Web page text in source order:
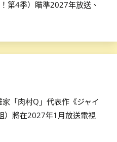
第4季）瞄準2027年放送、
「肉村Q」代表作《ジャイ
）將在2027年1月放送電視